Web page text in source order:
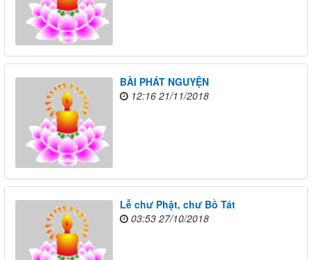
BÀI PHÁT NGUYỆN
12:16 21/11/2018
Lễ chư Phật, chư Bồ Tát
03:53 27/10/2018